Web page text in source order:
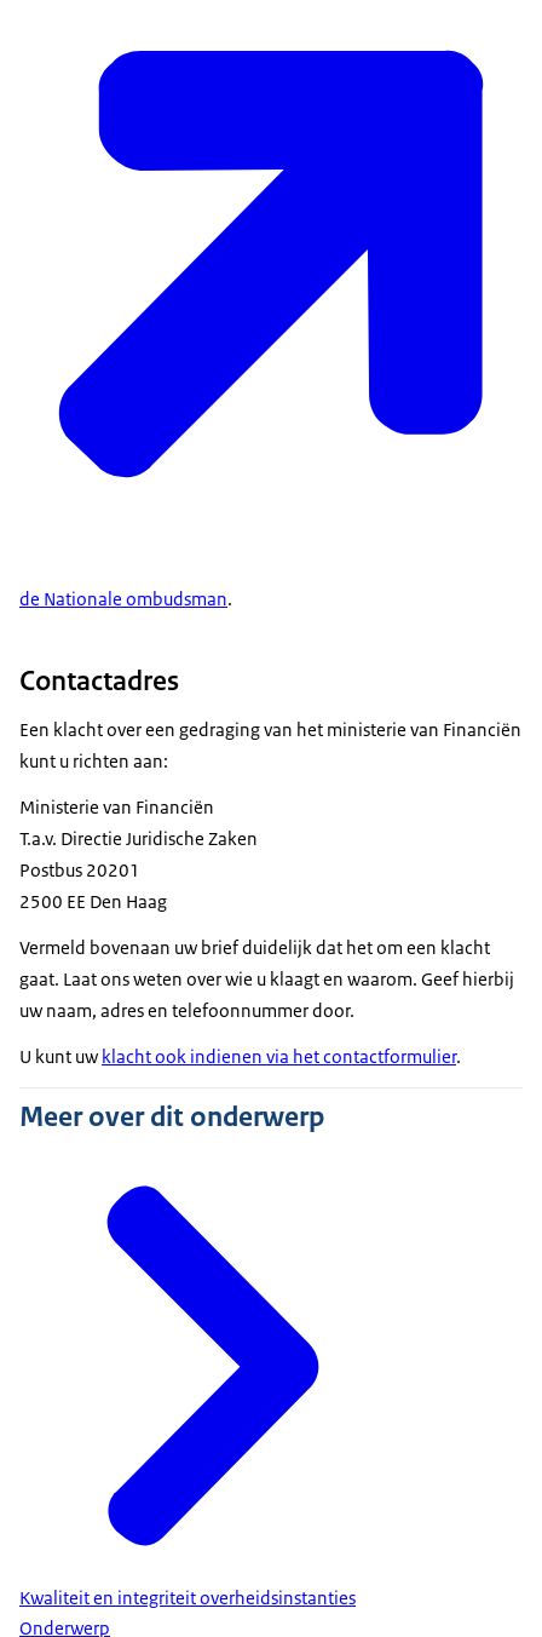
de Nationale ombudsman.
Contactadres
Een klacht over een gedraging van het ministerie van Financiën
kunt u richten aan:
Ministerie van Financiën
T.a.v. Directie Juridische Zaken
Postbus 20201
2500 EE Den Haag
Vermeld bovenaan uw brief duidelijk dat het om een klacht
gaat. Laat ons weten over wie u klaagt en waarom. Geef hierbij
uw naam, adres en telefoonnummer door.
U kunt uw klacht ook indienen via het contactformulier.
Meer over dit onderwerp
Kwaliteit en integriteit overheidsinstanties
Onderwerp